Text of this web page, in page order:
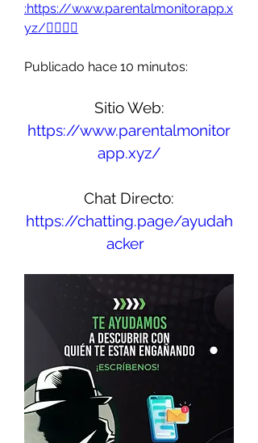
:https://www.parentalmonitorapp.x
yz/👈🏻👈🏻
Publicado hace 10 minutos:
Sitio Web:
https://www.parentalmonitor
app.xyz/
Chat Directo:
https://chatting.page/ayudah
acker